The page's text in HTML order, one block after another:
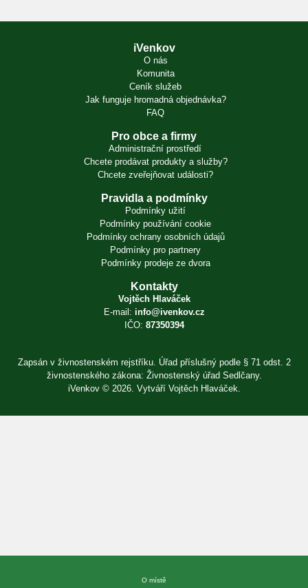
iVenkov
O nás
Komunita
Ceník služeb
Jak funguje hromadná objednávka?
FAQ
Pro obce a firmy
Administrační prostředí
Chcete prodávat produkty a služby?
Chcete zveřejňovat události?
Pravidla a podmínky
Podmínky užití
Podmínky používání cookie
Podmínky ochrany osobních údajů
Podmínky pro partnery
Podmínky prodeje ze dvora
Kontakty
Vojtěch Hlaváček
E-mail: info@ivenkov.cz
IČO: 87350394
Zapsán v živnostenském rejstříku. Úřad příslušný podle § 71 odst. 2
živnostenského zákona: Živnostenský úřad Sedlčany.
iVenkov © 2026. Vytváří Vojtěch Hlaváček
O místě